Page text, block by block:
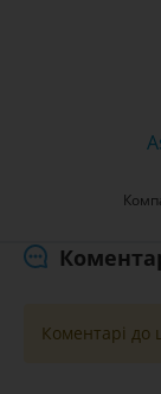
Коментарі до